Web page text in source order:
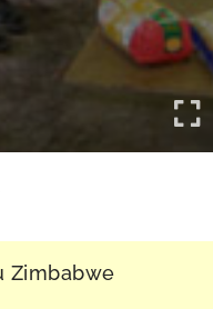
Zimbabwe